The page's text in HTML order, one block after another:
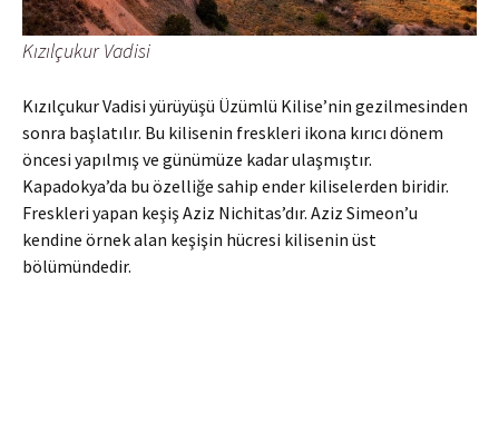
Kızılçukur Vadisi
Kızılçukur Vadisi yürüyüşü Üzümlü Kilise’nin gezilmesinden
sonra başlatılır. Bu kilisenin freskleri ikona kırıcı dönem
öncesi yapılmış ve günümüze kadar ulaşmıştır.
Kapadokya’da bu özelliğe sahip ender kiliselerden biridir.
Freskleri yapan keşiş Aziz Nichitas’dır. Aziz Simeon’u
kendine örnek alan keşişin hücresi kilisenin üst
bölümündedir.